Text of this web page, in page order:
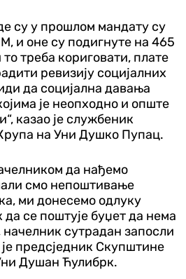
су у прошлом мандату су
и оне су подигнуте на 465
треба кориговати, плате
ревизију социјалних
да социјална давања
је неопходно и опште
казао је службеник
на Уни Душко Пупац.
да нађемо
смо непоштивање
ми донесемо одлуку
се поштује буџет да нема
сутрадан запосли
предсједник Скупштине
Душан Ћулибрк.